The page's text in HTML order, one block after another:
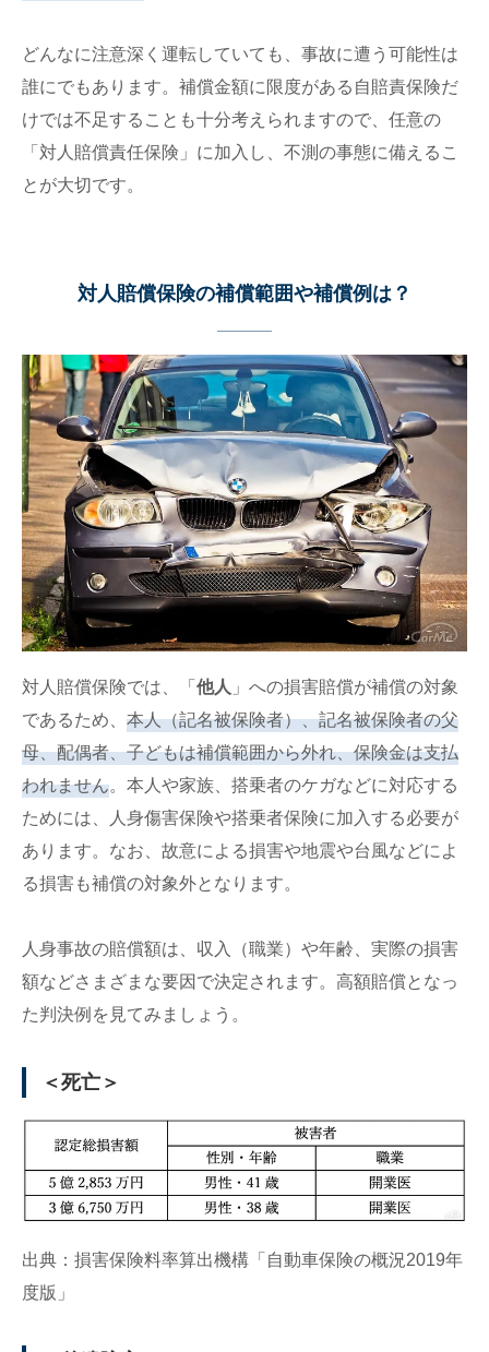
どんなに注意深く運転していても、事故に遭う可能性は
誰にでもあります。補償金額に限度がある自賠責保険だ
けでは不足することも十分考えられますので、任意の
「対人賠償責任保険」に加入し、不測の事態に備えるこ
とが大切です。
対人賠償保険の補償範囲や補償例は？
対人賠償保険では、「 他人 」への損害賠償が補償の対象
であるため、 本人（記名被保険者）、記名被保険者の父
母、配偶者、子どもは補償範囲から外れ、保険金は支払
われません。本人や家族、搭乗者のケガなどに対応する
ためには、人身傷害保険や搭乗者保険に加入する必要が
あります。なお、故意による損害や地震や台風などによ
る損害も補償の対象外となります。
人身事故の賠償額は、収入（職業）や年齢、実際の損害
額などさまざまな要因で決定されます。高額賠償となっ
た判決例を見てみましょう。
＜死亡＞
出典：損害保険料率算出機構「自動車保険の概況2019年
度版」